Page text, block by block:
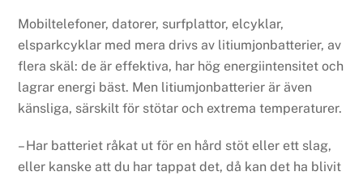
Mobiltelefoner, datorer, surfplattor, elcyklar,
elsparkcyklar med mera drivs av litiumjonbatterier, av
flera skäl: de är effektiva, har hög energiintensitet och
lagrar energi bäst. Men litiumjonbatterier är även
känsliga, särskilt för stötar och extrema temperaturer.
– Har batteriet råkat ut för en hård stöt eller ett slag,
eller kanske att du har tappat det, då kan det ha blivit